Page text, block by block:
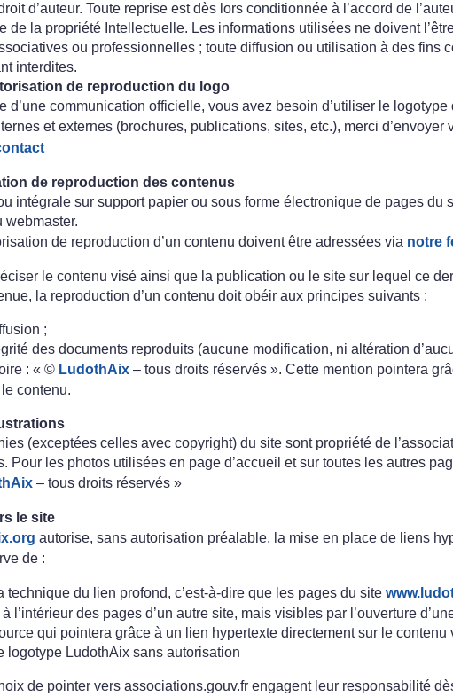
d’auteur. Toute reprise est dès lors conditionnée à l’accord de
de la propriété Intellectuelle. Les informations utilisées ne doivent
ou professionnelles ; toute diffusion ou utilisation à des fins
interdites.
de reproduction du logo
d’une communication officielle, vous avez besoin d’utiliser le logotype
et externes (brochures, publications, sites, etc.), merci d’envoyer
de reproduction des contenus
intégrale sur support papier ou sous forme électronique de pages du
webmaster.
de reproduction d’un contenu doivent être adressées via notre
le contenu visé ainsi que la publication ou le site sur lequel ce
la reproduction d’un contenu doit obéir aux principes suivants :
;
des documents reproduits (aucune modification, ni altération
: « © LudothAix – tous droits réservés ». Cette mention pointera
contenu.
(exceptées celles avec copyright) du site sont propriété de
Pour les photos utilisées en page d’accueil et sur toutes les autres
– tous droits réservés »
le site
autorise, sans autorisation préalable, la mise en place de liens
de :
technique du lien profond, c’est-à-dire que les pages du site
l’intérieur des pages d’un autre site, mais visibles par l’ouverture
qui pointera grâce à un lien hypertexte directement sur le contenu
logotype LudothAix sans autorisation
de pointer vers associations.gouv.fr engagent leur responsabilité